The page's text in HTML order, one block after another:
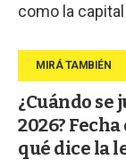
como la capital
¿Cuándo se
2026?
qué dice la